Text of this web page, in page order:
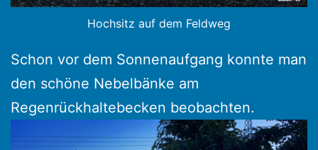
Hochsitz auf dem Feldweg
Schon vor dem Sonnenaufgang konnte man
den schöne Nebelbänke am
Regenrückhaltebecken beobachten.